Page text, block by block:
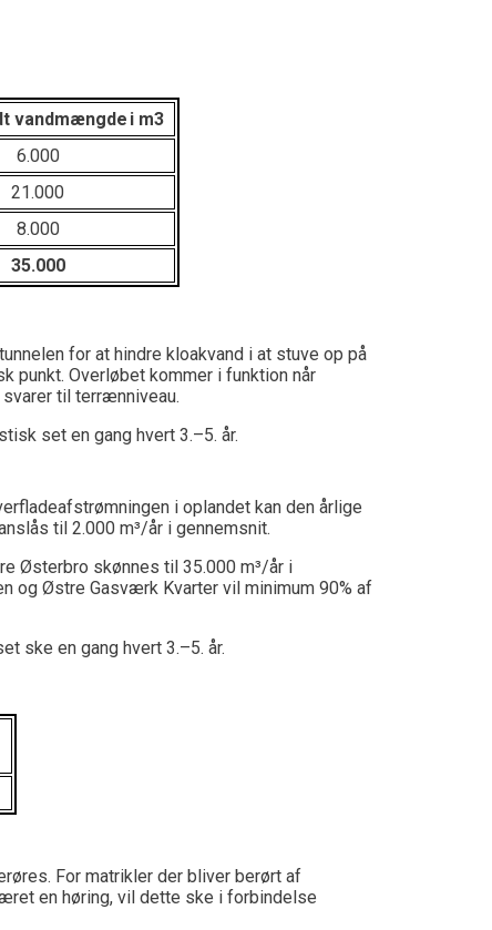
vandmængde i m3
6.000
21.000
8.000
35.000
for at hindre kloakvand i at stuve op på
punkt. Overløbet kommer i funktion når
til terrænniveau.
set en gang hvert 3.–5. år.
i oplandet kan den årlige
til 2.000 m³/år i gennemsnit.
re Østerbro skønnes til 35.000 m³/år i
og Østre Gasværk Kvarter vil minimum 90% af
ske en gang hvert 3.–5. år.
For matrikler der bliver berørt af
en høring, vil dette ske i forbindelse